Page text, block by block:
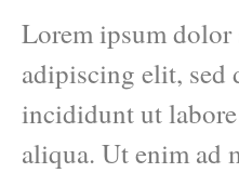
Lorem ipsum dolor
adipiscing elit, sed
incididunt ut
aliqua. Ut enim ad